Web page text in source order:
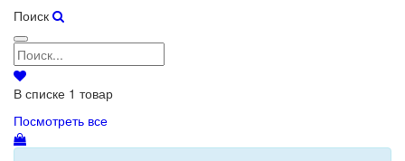
Поиск
В списке 1 товар
Посмотреть все